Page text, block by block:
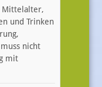
Mittelalter,
und Trinken
nicht
mit